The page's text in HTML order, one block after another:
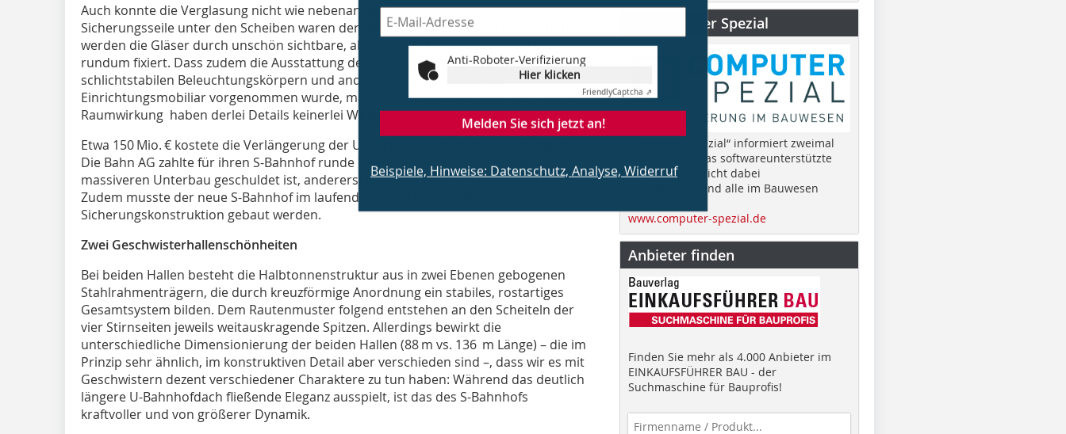
Auch konnte die Verglasung nicht wie nebenan geklebt werden, die feinen
Sicherungsseile unter den Scheiben waren der Bahn nicht geheuer, beim S-Bahnhof
werden die Gläser durch unschön sichtbare, aber sehr solide Klammern im Rahmen
rundum fixiert. Dass zudem die Ausstattung der Halle mittels bahntypischen,
schlichtstabilen ­Beleuchtungskörpern und anderem, ähnlich ­robustem
Einrichtungsmobiliar vorgenommen wurde, mag den Ästheten enttäuschen; auf die
Raumwirkung haben derlei Details keinerlei ­Wirkung.
Etwa 150 Mio. € kostete die Verlängerung der U4 inklusive U-Bahnhof (ca. 30 Mio. €).
Die Bahn AG zahlte für ihren S-Bahnhof runde 70 Mio. €, was einerseits dem
massiveren Unterbau geschuldet ist, andererseits den aufwändigen Bodenarbeiten.
Zudem musste der neue S-Bahnhof im laufenden Betrieb über einer
Sicherungskonstruktion gebaut werden.
Zwei Geschwisterhallenschönheiten
Bei beiden Hallen besteht die Halbtonnenstruktur aus in zwei Ebenen gebogenen
Stahlrahmenträgern, die durch kreuzförmige Anordnung ein stabiles, rostartiges
Gesamtsystem bilden. Dem Rautenmuster folgend entstehen an den Scheiteln der
vier Stirnseiten jeweils weitauskragende Spitzen. Allerdings bewirkt die
unterschiedliche Dimensionierung der beiden Hallen (88 m vs. 136 m Länge) – die im
Prinzip sehr ähnlich, im konstruktiven Detail aber verschieden sind –, dass wir es mit
Geschwistern dezent verschiedener Charaktere zu tun haben: Während das deutlich
längere U-Bahnhofdach fließende Eleganz ausspielt, ist das des S-Bahnhofs
kraftvoller und von größerer Dynamik.
Anti-Roboter-Verifizierung
Hier klicken
Friendly Captcha ⇗
Melden Sie sich jetzt an!
Beispiele, Hinweise: Datenschutz, Analyse, Widerruf
CS Computer Spezial
„Computer Spezial“ informiert zweimal
im Jahr über das softwareunterstützte
Bauen und spricht dabei
fachübergreifend alle im Bauwesen
www.computer-spezial.de
Anbieter finden
Finden Sie mehr als 4.000 Anbieter im
EINKAUFSFÜHRER BAU - der
Suchmaschine für Bauprofis!